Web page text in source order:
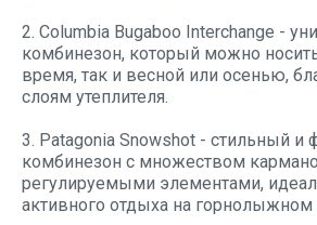
2. Columbia Bugaboo Interchange -
комбинезон, который можно
время, так и весной или осенью,
слоям утеплителя.
3. Patagonia Snowshot - стильный и
комбинезон с множеством
регулируемыми элементами,
активного отдыха на горнолыжном